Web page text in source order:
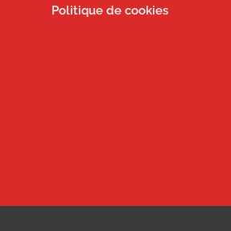
Politique de cookies